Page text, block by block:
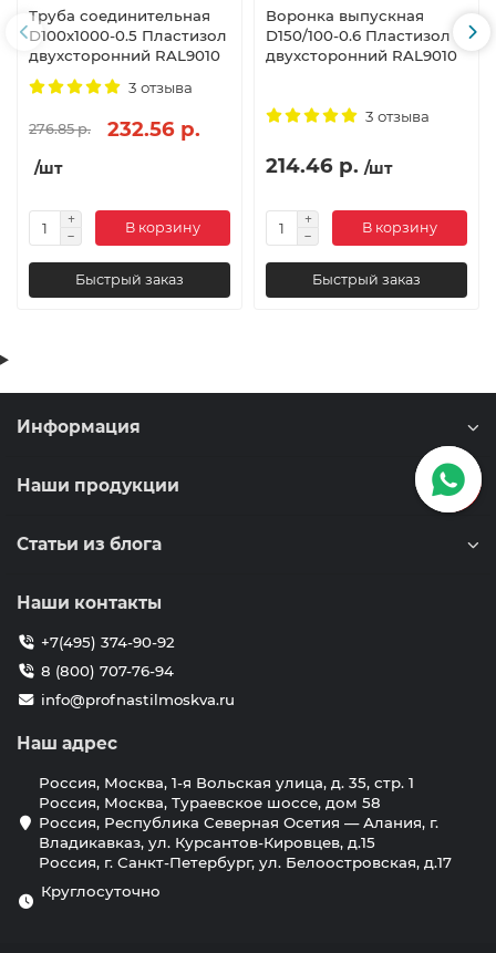
Труба соединительная
D100х1000-0.5 Пластизол
двухсторонний RAL9010
3 отзыва
276.85 р. 232.56 р.
/шт
В корзину
Быстрый заказ
Воронка выпускная
D150/100-0.6 Пластизол
двухсторонний RAL9010
3 отзыва
214.46 р. /шт
В корзину
Быстрый заказ
Информация
Наши продукции
Статьи из блога
Наши контакты
+7(495) 374-90-92
8 (800) 707-76-94
info@profnastilmoskva.ru
Наш адрес
Россия, Москва, 1-я Вольская улица, д. 35, стр. 1
Россия, Москва, Тураевское шоссе, дом 58
Россия, Республика Северная Осетия — Алания, г.
Владикавказ, ул. Курсантов-Кировцев, д.15
Россия, г. Санкт-Петербург, ул. Белоостровская, д.17
Круглосуточно